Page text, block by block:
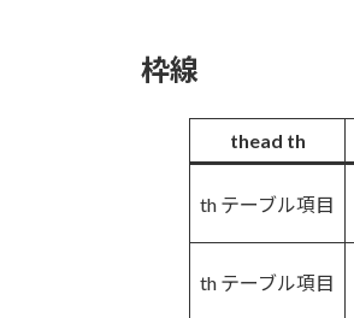
枠線
thead th
th テーブル項目
th テーブル項目